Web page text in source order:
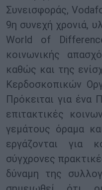
Συνεισφοράς,
9η συνεχή χρονιά,
World of
κοινωνικής
καθώς και της
Κερδοσκοπικών
Πρόκειται για ένα
επιτακτικές
γεμάτους όραμα
εργάζονται για
σύγχρονες
δύναμη της